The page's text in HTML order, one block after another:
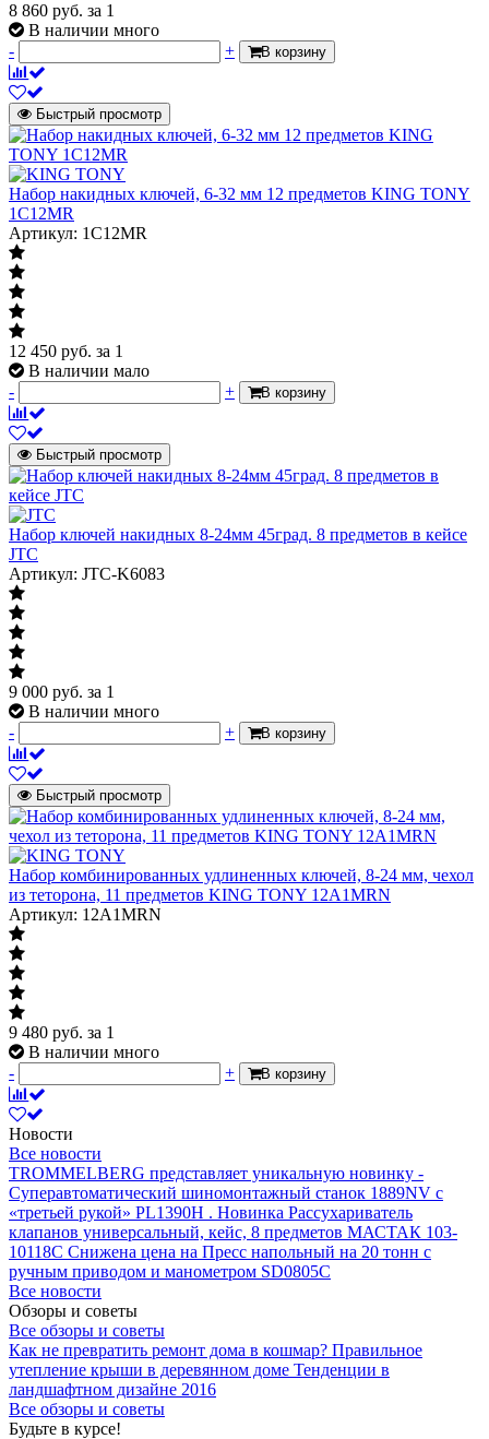
8 860 руб. за 1
В наличии много
-
+ В корзину
Быстрый просмотр
Набор накидных ключей, 6-32 мм 12 предметов KING TONY
1C12MR
Артикул: 1C12MR
12 450 руб. за 1
В наличии мало
-
+ В корзину
Быстрый просмотр
Набор ключей накидных 8-24мм 45град. 8 предметов в кейсе
JTC
Артикул: JTC-K6083
9 000 руб. за 1
В наличии много
-
+ В корзину
Быстрый просмотр
Набор комбинированных удлиненных ключей, 8-24 мм, чехол
из теторона, 11 предметов KING TONY 12A1MRN
Артикул: 12A1MRN
9 480 руб. за 1
В наличии много
-
+ В корзину
Новости
Все новости
TROMMELBERG представляет уникальную новинку -
Суперавтоматический шиномонтажный станок 1889NV с
«третьей рукой» PL1390H . Новинка Рассухариватель
клапанов универсальный, кейс, 8 предметов МАСТАК 103-
10118C Снижена цена на Пресс напольный на 20 тонн с
ручным приводом и манометром SD0805C
Все новости
Обзоры и советы
Все обзоры и советы
Как не превратить ремонт дома в кошмар? Правильное
утепление крыши в деревянном доме Тенденции в
ландшафтном дизайне 2016
Все обзоры и советы
Будьте в курсе!